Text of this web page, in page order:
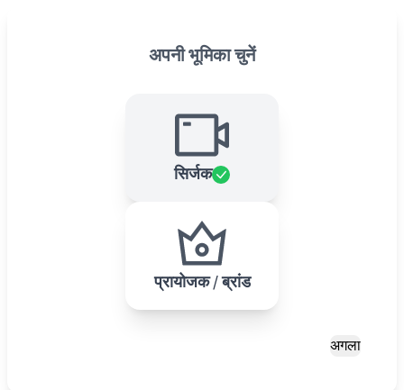
अपनी भूमिका चुनें
सिर्जक
प्रायोजक / ब्रांड
अगला